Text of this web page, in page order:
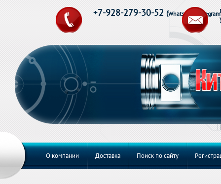
+7-928-279-30-52 (Whats
О компании Доставка Поиск по сайту